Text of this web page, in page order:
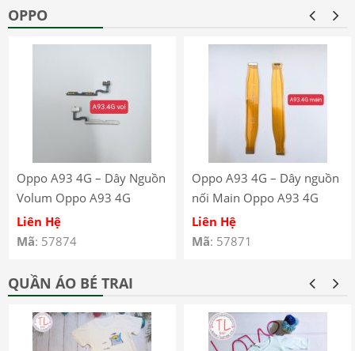
OPPO
Oppo A93 4G – Dây Nguồn
Volum Oppo A93 4G
CPH2121 CPH2123
Liên Hệ
Mã: 57874
Oppo A93 4G – Dây nguồn
nối Main Oppo A93 4G
CPH2121 CPH2123
Liên Hệ
Mã: 57871
QUẦN ÁO BÉ TRAI